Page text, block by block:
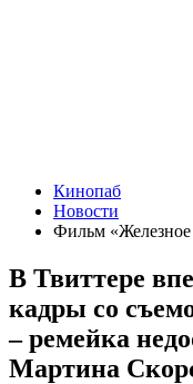
Кинопаб
Новости
Фильм «Железное
В Твиттере
кадры со
– ремейка
Мартина